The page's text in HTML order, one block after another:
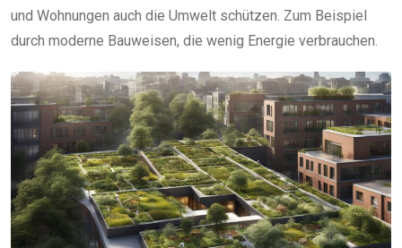
und Wohnungen auch die Umwelt schützen. Zum Beispiel
durch moderne Bauweisen, die wenig Energie verbrauchen.